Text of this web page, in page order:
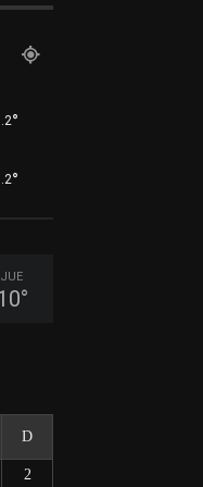
°
°
JUE
°
D
2